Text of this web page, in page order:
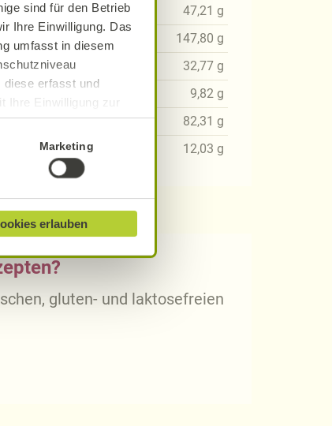
sind für den Betrieb
Ihre Einwilligung. Das
umfasst in diesem
diese erfasst und
Einwilligung zur
finden Sie in unserer
Marketing
erlauben
47,21 g
147,80 g
32,77 g
9,82 g
82,31 g
12,03 g
gluten- und laktosefreien